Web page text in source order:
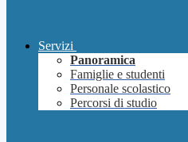
Servizi
Panoramica
Famiglie e studenti
Personale scolastico
Percorsi di studio